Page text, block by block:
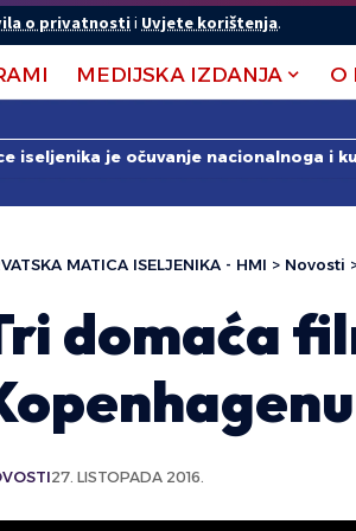
o privatnostii Uvjete korištenja.
MEDIJSKA IZDANJA O
iseljenika je očuvanje nacionalnoga i
MATICA ISELJENIKA - HMI > Novosti
domaća
27. LISTOPADA 2016.